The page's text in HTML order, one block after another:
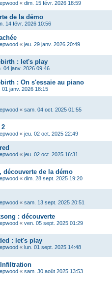
« dim. 15 févr. 2026 18:59
de la démo
14 févr. 2026 10:56
« jeu. 29 janv. 2026 20:49
: let's play
04 janv. 2026 09:46
: On s'essaie au piano
01 janv. 2026 18:15
« sam. 04 oct. 2025 01:55
2
« jeu. 02 oct. 2025 22:49
« jeu. 02 oct. 2025 16:31
découverte de la démo
« dim. 28 sept. 2025 19:20
« sam. 13 sept. 2025 20:51
: découverte
« ven. 05 sept. 2025 01:29
: let's play
« lun. 01 sept. 2025 14:48
Infiltration
« sam. 30 août 2025 13:53